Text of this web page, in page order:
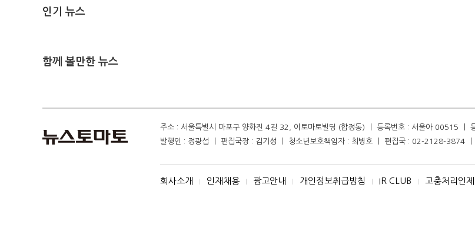
인기 뉴스
함께 볼만한 뉴스
주소 : 서울특별시 마포구 양화진 4길 32, 이토마토빌딩 (합정동) ㅣ 등록번호 : 서울아 00515 ㅣ
발행인 : 정광섭 ㅣ 편집국장 : 김기성 ㅣ 청소년보호책임자 : 최병호 ㅣ 편집국 : 02-2128-3874
회사소개 I 인재채용 I 광고안내 I 개인정보취급방침 I IR CLUB I 고충처리인